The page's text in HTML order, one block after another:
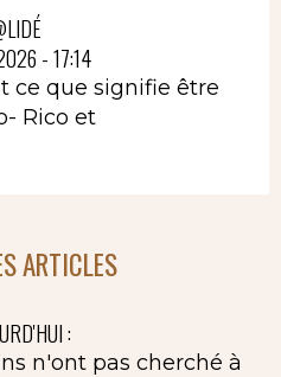
- 17:14
ce que signifie être
Rico et
ARTICLES
:
n'ont pas cherché à